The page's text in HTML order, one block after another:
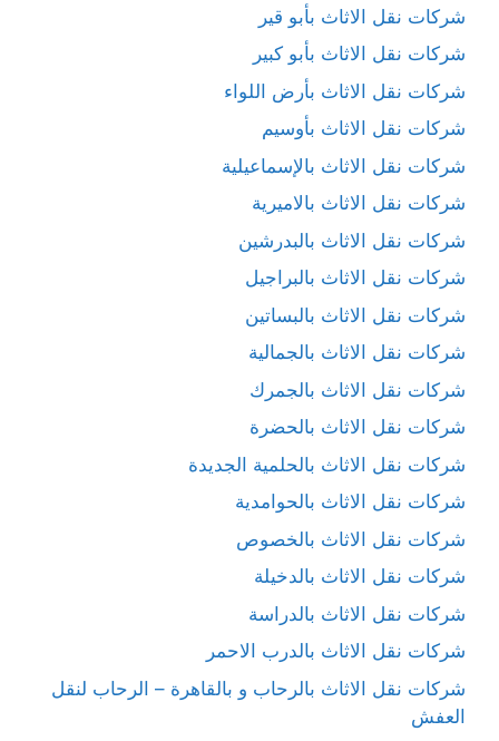
شركات نقل الاثاث بأبو قير
شركات نقل الاثاث بأبو كبير
شركات نقل الاثاث بأرض اللواء
شركات نقل الاثاث بأوسيم
شركات نقل الاثاث بالإسماعيلية
شركات نقل الاثاث بالاميرية
شركات نقل الاثاث بالبدرشين
شركات نقل الاثاث بالبراجيل
شركات نقل الاثاث بالبساتين
شركات نقل الاثاث بالجمالية
شركات نقل الاثاث بالجمرك
شركات نقل الاثاث بالحضرة
شركات نقل الاثاث بالحلمية الجديدة
شركات نقل الاثاث بالحوامدية
شركات نقل الاثاث بالخصوص
شركات نقل الاثاث بالدخيلة
شركات نقل الاثاث بالدراسة
شركات نقل الاثاث بالدرب الاحمر
شركات نقل الاثاث بالرحاب و بالقاهرة – الرحاب لنقل
العفش